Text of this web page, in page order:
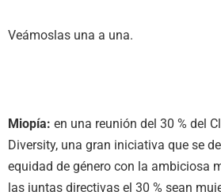
Veámoslas una a una.
Miopía: en una reunión del 30 % del
Diversity, una gran iniciativa que se
equidad de género con la ambiciosa
las juntas directivas el 30 % sean